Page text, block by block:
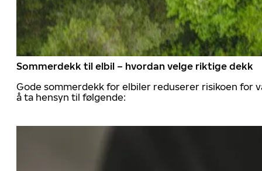
Sommerdekk til elbil – hvordan velge riktige dekk
Gode sommerdekk for elbiler reduserer risikoen for
å ta hensyn til følgende: